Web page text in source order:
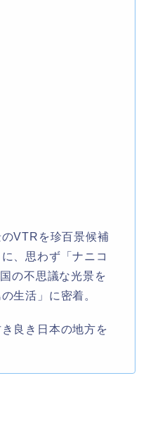
VTRを珍百景候補
、思わず「ナニコ
の不思議な光景を
生活」に密着。
良き日本の地方を